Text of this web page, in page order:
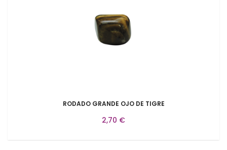
RODADO GRANDE OJO DE TIGRE
2,70 €